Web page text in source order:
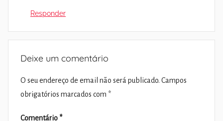
Responder
Deixe um comentário
O seu endereço de email não será publicado. Campos
obrigatórios marcados com *
Comentário *